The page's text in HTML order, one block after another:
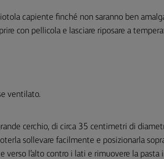
capiente finché non saranno ben
con pellicola e lasciare riposare a
ventilato.
cerchio, di circa 35 centimetri di
sollevare facilmente e posizionarla
verso l’alto contro i lati e rimuovere la pasta